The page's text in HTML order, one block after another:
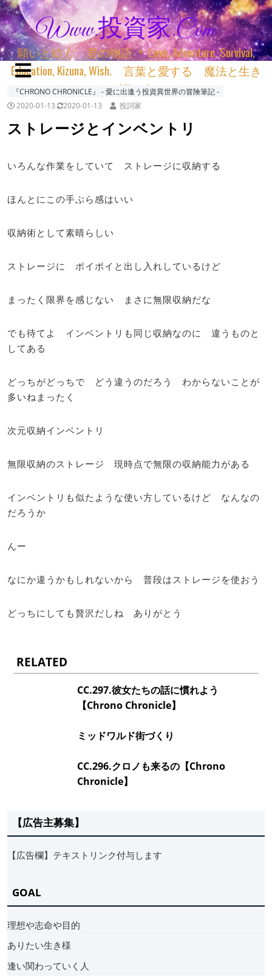
Www.投資家.com
願いと紡ぐ 君の物語 ＊ Love, Adventure, Survival,
Education, Kizuna, Wish. 言葉と愛する 魔法と生き
る 詞と生きる
『CHRONO CHRONICLE』 ‐ 愛に出逢う投資異世界の冒険筆記 ‐
2020-01-13
2020-01-13 投詞家
ストレージとインベントリ
いろんな作業をしていて ストレージに収納する
ほんとにこの手ぶら感はいい
収納術として素晴らしい
ストレージに ポイポイと出し入れしているけど
まったく限界を感じない まさに無限収納だな
でも待てよ インベントリも同じ収納なのに 違うものと
してある
どっちがどっちで どう違うのだろう わからないことが
多いねまったく
次元収納インベントリ
無限収納のストレージ 現時点で無限の収納能力がある
インベントリも似たような使い方しているけど なんなの
だろうか
んー
なにか違うかもしれないから 普段はストレージを使おう
どっちにしても贅沢だしね ありがとう
RELATED
CC.297.彼女たちの話に慣れよう
【Chrono Chronicle】
ミッドワルド街づくり
CC.296.クロノも来るの【Chrono
Chronicle】
【広告主募集】
【広告欄】テキストリンク付与します
GOAL
理想や志命や目的
ありたい生き様
逢い関わっていく人